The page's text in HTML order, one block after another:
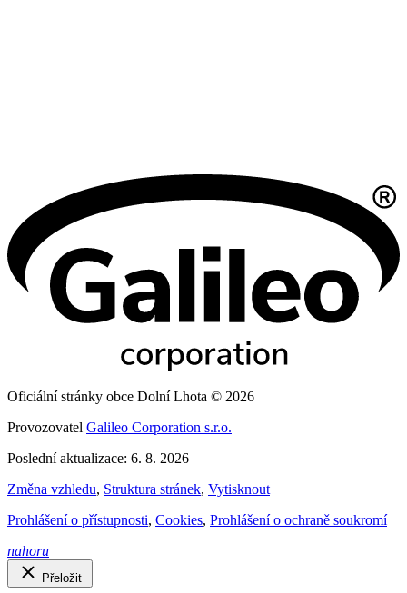
Oficiální stránky obce Dolní Lhota © 2026
Provozovatel Galileo Corporation s.r.o.
Poslední aktualizace: 6. 8. 2026
Změna vzhledu, Struktura stránek, Vytisknout
Prohlášení o přístupnosti, Cookies, Prohlášení o ochraně soukromí
nahoru
Přeložit